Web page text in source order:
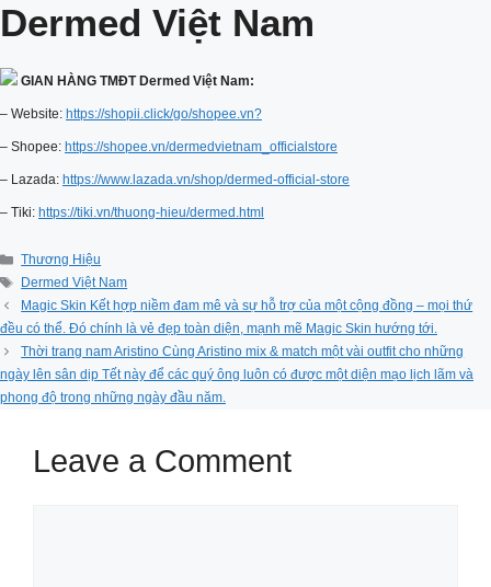
Dermed Việt Nam
GIAN HÀNG TMĐT Dermed Việt Nam:
– Website: https://shopii.click/go/shopee.vn?
– Shopee: https://shopee.vn/dermedvietnam_officialstore
– Lazada: https://www.lazada.vn/shop/dermed-official-store
– Tiki: https://tiki.vn/thuong-hieu/dermed.html
Categories
Thương Hiệu
Tags
Dermed Việt Nam
Magic Skin Kết hợp niềm đam mê và sự hỗ trợ của một cộng đồng – mọi thứ
đều có thể. Đó chính là vẻ đẹp toàn diện, mạnh mẽ Magic Skin hướng tới.
Thời trang nam Aristino Cùng Aristino mix & match một vài outfit cho những
ngày lên sân dịp Tết này để các quý ông luôn có được một diện mạo lịch lãm và
phong độ trong những ngày đầu năm.
Leave a Comment